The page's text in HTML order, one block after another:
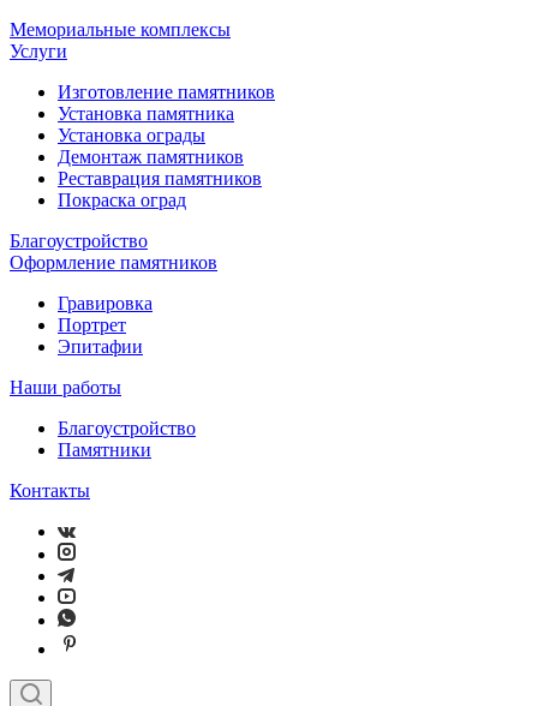
Мемориальные комплексы
Услуги
Изготовление памятников
Установка памятника
Установка ограды
Демонтаж памятников
Реставрация памятников
Покраска оград
Благоустройство
Оформление памятников
Гравировка
Портрет
Эпитафии
Наши работы
Благоустройство
Памятники
Контакты